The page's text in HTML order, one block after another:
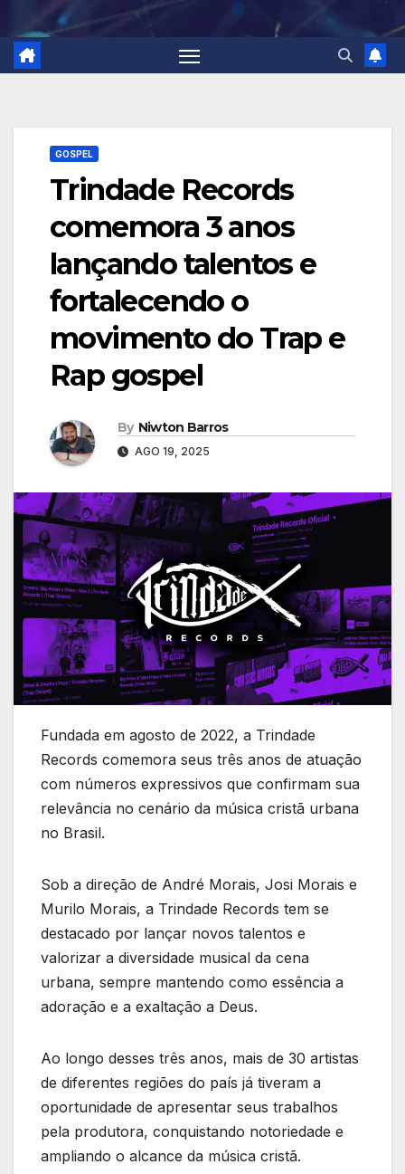
GOSPEL
Trindade Records
comemora 3 anos
lançando talentos e
fortalecendo o
movimento do Trap e
Rap gospel
By Niwton Barros
AGO 19, 2025
Fundada em agosto de 2022, a Trindade
Records comemora seus três anos de atuação
com números expressivos que confirmam sua
relevância no cenário da música cristã urbana
no Brasil.
Sob a direção de André Morais, Josi Morais e
Murilo Morais, a Trindade Records tem se
destacado por lançar novos talentos e
valorizar a diversidade musical da cena
urbana, sempre mantendo como essência a
adoração e a exaltação a Deus.
Ao longo desses três anos, mais de 30 artistas
de diferentes regiões do país já tiveram a
oportunidade de apresentar seus trabalhos
pela produtora, conquistando notoriedade e
ampliando o alcance da música cristã.